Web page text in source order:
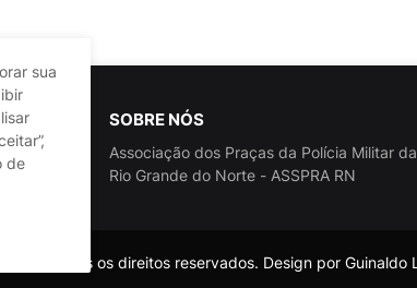
SOBRE NÓS
Associação dos Praças da Polícia Militar
Rio Grande do Norte - ASSPRA RN
RN Todos os direitos reservados. Design por Guinaldo
sua
de